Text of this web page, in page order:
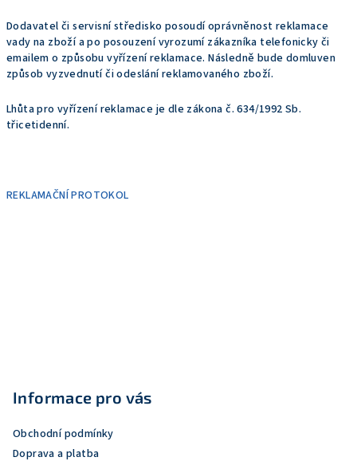
Dodavatel či servisní středisko posoudí oprávněnost reklamace
vady na zboží a po posouzení vyrozumí zákazníka telefonicky či
emailem o způsobu vyřízení reklamace. Následně bude domluven
způsob vyzvednutí či odeslání reklamovaného zboží.
Lhůta pro vyřízení reklamace je dle zákona č. 634/1992 Sb.
třicetidenní.
REKLAMAČNÍ PROTOKOL
Informace pro vás
Obchodní podmínky
Doprava a platba